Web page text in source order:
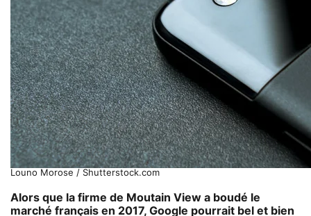
Louno Morose / Shutterstock.com
Alors que la firme de Moutain View a boudé le
marché français en 2017, Google pourrait bel et bien